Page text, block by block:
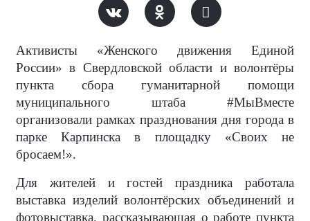
Активисты «Женского движения Единой
России» в Свердловской области и волонтёры
пункта сбора гуманитарной помощи
муниципального штаба #МыВместе
организовали рамках празднования дня города в
парке Карпинска в площадку «Своих не
бросаем!».
Для жителей и гостей праздника работала
выставка изделий волонтёрских объединений и
фотовыставка, рассказывающая о работе пункта